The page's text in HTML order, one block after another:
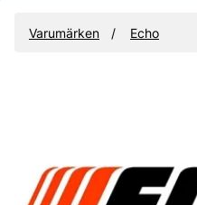
Varumärken Echo